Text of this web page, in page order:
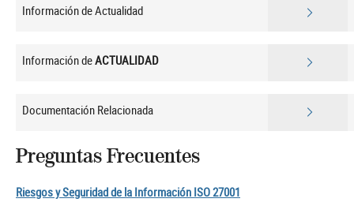
Información de Actualidad
Información deACTUALIDAD
Documentación Relacionada
Preguntas Frecuentes
Riesgos y Seguridad de la Información ISO 27001